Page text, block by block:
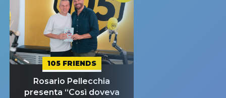
105 FRIENDS
Rosario Pellecchia
presenta “Così doveva